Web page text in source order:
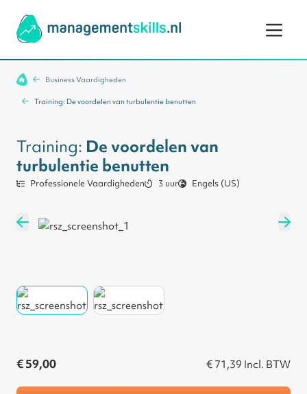
Business Vaardigheden
Training: De voordelen van turbulentie benutten
Training: De voordelen van
turbulentie benutten
Professionele Vaardigheden 3 uur Engels (US)
€ 59,00 € 71,39 Incl. BTW